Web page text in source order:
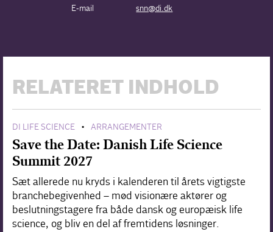
E-mail
snn@di.dk
RELATERET INDHOLD
DI LIFE SCIENCE • ARRANGEMENTER
Save the Date: Danish Life Science
Summit 2027
Sæt allerede nu kryds i kalenderen til årets vigtigste
branchebegivenhed – mød visionære aktører og
beslutningstagere fra både dansk og europæisk life
science, og bliv en del af fremtidens løsninger.